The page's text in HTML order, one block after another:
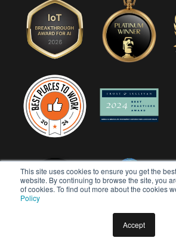
This site uses cookies to ensure you get the
website. By continuing to browse the site, you
of cookies. To find out more about the cookies
Policy
Accept